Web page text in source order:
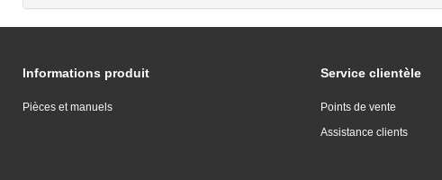
Informations produit
Pièces et manuels
Service clientèle
Points de vente
Assistance clients